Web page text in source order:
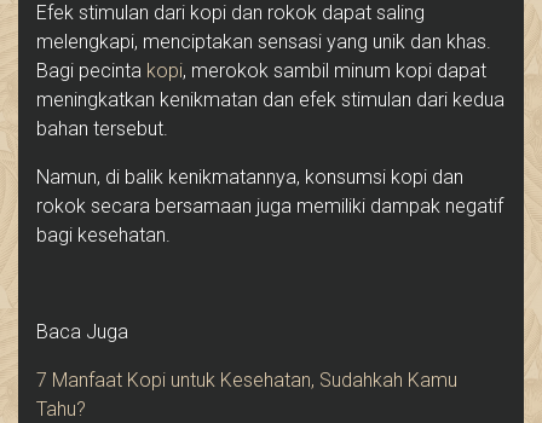
Efek stimulan dari kopi dan rokok dapat saling
melengkapi, menciptakan sensasi yang unik dan khas.
Bagi pecinta kopi, merokok sambil minum kopi dapat
meningkatkan kenikmatan dan efek stimulan dari kedua
bahan tersebut.
Namun, di balik kenikmatannya, konsumsi kopi dan
rokok secara bersamaan juga memiliki dampak negatif
bagi kesehatan.
Baca Juga
7 Manfaat Kopi untuk Kesehatan, Sudahkah Kamu
Tahu?